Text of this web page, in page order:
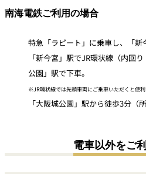
南海電鉄ご利用の場合
特急「ラピート」に乗車し、「新
「新今宮」駅でJR環状線（内回
公園」駅で下車。
※JR環状線では先頭車両にご乗車いただくと便利
「大阪城公園」駅から徒歩3分（
電車以外をご